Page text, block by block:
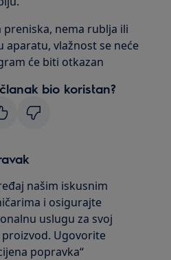
nema rublja ili
aparatu, vlažnost se neće
će biti otkazan
bio koristan?
našim iskusnim
i osigurajte
uslugu za svoj
proizvod. Ugovorite
popravka“